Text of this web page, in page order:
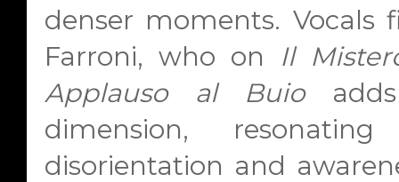
denser moments.
Farroni, who on Il
Applauso al Buioadds
dimension,
disorientation and